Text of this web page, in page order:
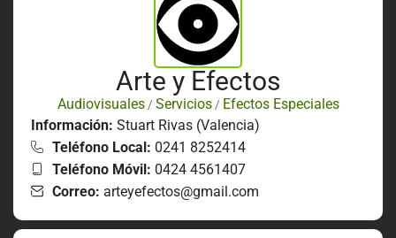
Arte y Efectos
Audiovisuales/ Servicios/ Efectos Especiales
Información: Stuart Rivas (Valencia)
Teléfono Local: 0241 8252414
Teléfono Móvil: 0424 4561407
Correo: arteyefectos@gmail.com